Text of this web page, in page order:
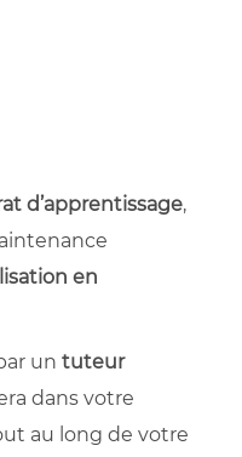
d’apprentissage,
en
un tuteur
dans votre
au long de votre